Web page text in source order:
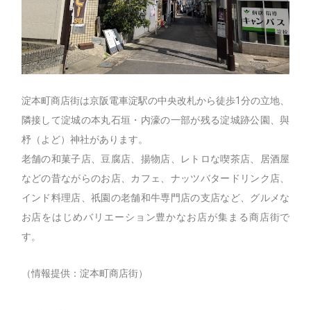
淀本町商店街は京阪電車淀駅の中央改札から徒歩1分の立地、
隣接して淀城の本丸石垣・内濠の一部が残る淀城跡公園、與
杼（よど）神社があります。
老舗の和菓子店、豆腐店、揚物店、レトロな喫茶店、居酒屋
などの昔ながらのお店、カフェ、ナッツバタードリンク店、
インド料理店、祇園の老舗和牛専門店の支店など、グルメな
お店をはじめバリエーション豊かなお店が集まる商店街で
す。
（情報提供：淀本町商店街）